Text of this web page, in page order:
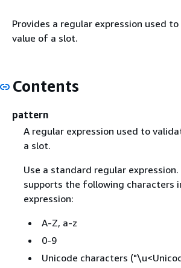
Provides a regular expression used
value of a slot.
Contents
pattern
A regular expression used to
a slot.
Use a standard regular expression.
supports the following characters
expression:
A-Z, a-z
0-9
Unicode characters